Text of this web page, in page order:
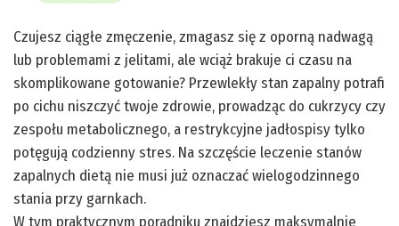
Czujesz ciągłe zmęczenie, zmagasz się z oporną nadwagą
lub problemami z jelitami, ale wciąż brakuje ci czasu na
skomplikowane gotowanie? Przewlekły stan zapalny potrafi
po cichu niszczyć twoje zdrowie, prowadząc do cukrzycy czy
zespołu metabolicznego, a restrykcyjne jadłospisy tylko
potęgują codzienny stres. Na szczęście leczenie stanów
zapalnych dietą nie musi już oznaczać wielogodzinnego
stania przy garnkach.